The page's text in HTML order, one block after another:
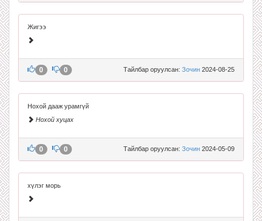
Жигээ
Тайлбар оруулсан: Зочин 2024-08-25
0 0
Нохой дааж урамгүй
Нохой хуцах
Тайлбар оруулсан: Зочин 2024-05-09
0 0
хүлэг морь